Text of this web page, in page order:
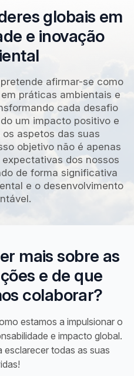
globais em
e inovação
afirmar-se como
práticas ambientais e
cada desafio
um impacto positivo e
aspetos das suas
objetivo não é apenas
dos nossos
de forma significativa
e o desenvolvimento
mais sobre as
e de que
colaborar?
estamos a impulsionar o
e impacto global.
esclarecer todas as suas